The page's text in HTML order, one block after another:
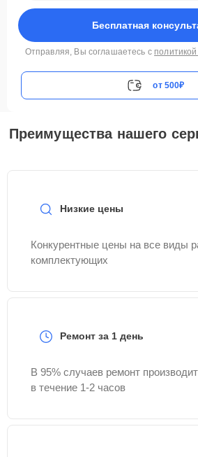
Бесплатная
Отправляя, Вы соглашаетесь с
от 500₽
Преимущества нашего
Низкие цены
Конкурентные цены на все виды
комплектующих
Ремонт за 1 день
В 95% случаев ремонт
в течение 1-2 часов